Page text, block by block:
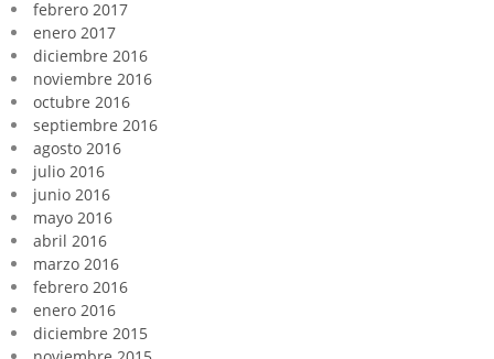
febrero 2017
enero 2017
diciembre 2016
noviembre 2016
octubre 2016
septiembre 2016
agosto 2016
julio 2016
junio 2016
mayo 2016
abril 2016
marzo 2016
febrero 2016
enero 2016
diciembre 2015